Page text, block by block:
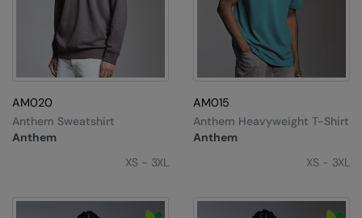
Fruit of the Loom
Home & Living
Kariban
Westford Mill
AM020
Anthem
Anthem Sweatshirt
XS - 3XL
AM015
Anthem
Anthem Heavyweight T-Shirt
XS - 3XL